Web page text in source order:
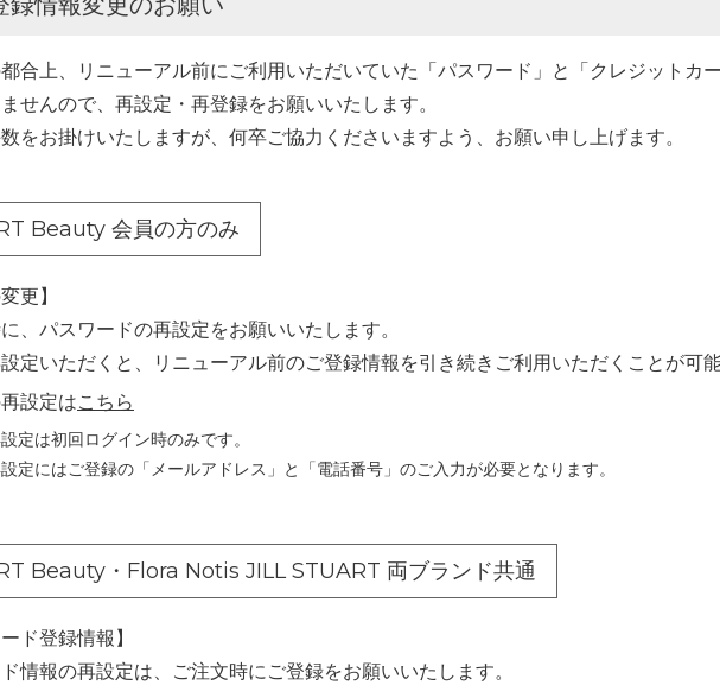
合上、リニューアル前にご利用いただいていた「パスワード」と「クレジットカ
せんので、再設定・再登録をお願いいたします。
をお掛けいたしますが、何卒ご協力くださいますよう、お願い申し上げます。
Beauty 会員の方のみ
更】
、パスワードの再設定をお願いいたします。
定いただくと、リニューアル前のご登録情報を引き続きご利用いただくことが可能
設定はこちら
定は初回ログイン時のみです。
定にはご登録の「メールアドレス」と「電話番号」のご入力が必要となります。
Beauty・Flora Notis JILL STUART 両ブランド共通
ド登録情報】
情報の再設定は、ご注文時にご登録をお願いいたします。